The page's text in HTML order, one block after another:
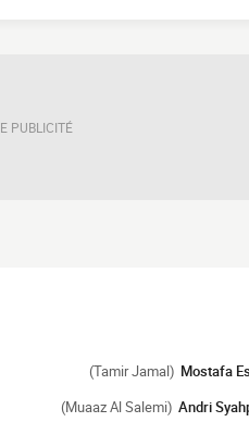
PUBLICITÉ
Mostafa
(Tamir Jamal)
Andri
(Muaaz Al Salemi)